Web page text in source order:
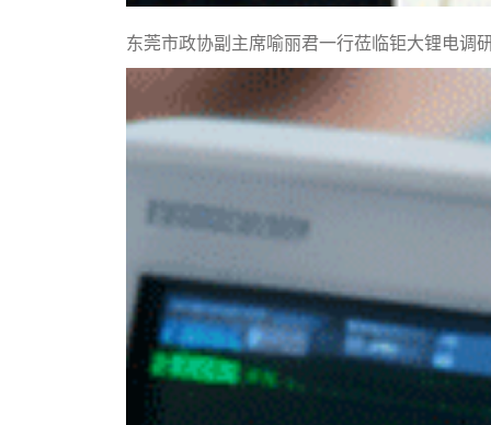
东莞市政协副主席喻丽君一行莅临钜大锂电调